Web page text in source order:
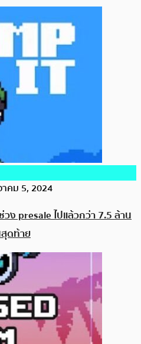
คม 5, 2024
ง presale ไปแล้วกว่า 7.5 ล้าน
ดท้าย